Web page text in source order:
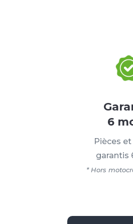
6
Pièces
garantis
* Hors